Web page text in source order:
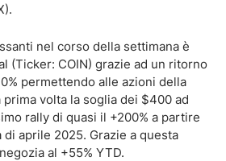
nel corso della settimana è
(Ticker: COIN) grazie ad un ritorno
permettendo alle azioni della
volta la soglia dei $400 ad
rally di quasi il +200% a partire
aprile 2025. Grazie a questa
al +55% YTD.